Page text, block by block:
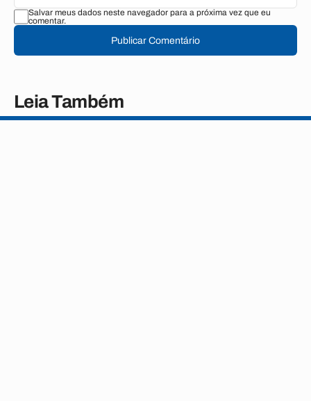
Salvar meus dados neste navegador para a próxima vez que eu
comentar.
Publicar Comentário
Leia Também